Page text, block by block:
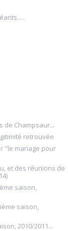
Champsaur...
retrouvée
"le mariage pour
et des réunions de
saison,
saison,
2010/2011...